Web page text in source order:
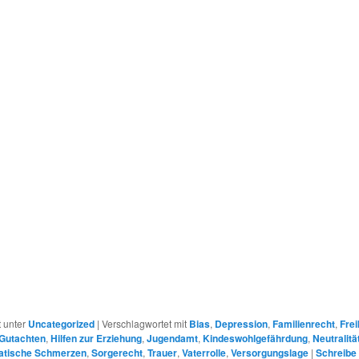
unter Uncategorized |Verschlagwortet mit Bias, Depression,Familienrecht,
,Hilfen zur Erziehung,Jugendamt,Kindeswohlgefährdung,
Schmerzen,Sorgerecht,Trauer,Vaterrolle,Versorgungslage |Schreibe